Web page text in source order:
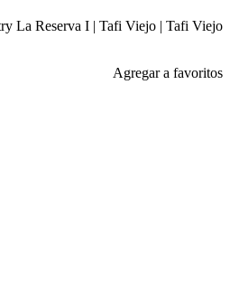
La Reserva I | Tafi Viejo | Tafi Viejo
Agregar a favoritos